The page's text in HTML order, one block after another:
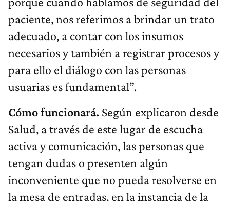
paciente, nos referimos a brindar un trato
adecuado, a contar con los insumos
necesarios y también a registrar procesos y
para ello el diálogo con las personas
usuarias es fundamental”.
Cómo funcionará. Según explicaron desde
Salud, a través de este lugar de escucha
activa y comunicación, las personas que
tengan dudas o presenten algún
inconveniente que no pueda resolverse en
la mesa de entradas, en la instancia de la